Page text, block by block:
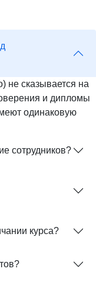
не сказывается на
и дипломы
одинаковую
сотрудников?
курса?